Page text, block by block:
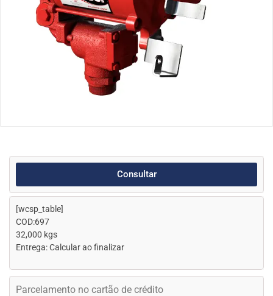
Consultar
[wcsp_table]
COD:697
32,000 kgs
Entrega: Calcular ao finalizar
Parcelamento no cartão de crédito